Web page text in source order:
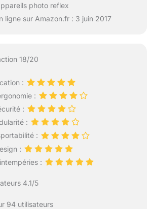
photo reflex
ligne sur Amazon.fr : 3 juin 2017
18/20
:
:
:
:
:
:
:
4.1/5
94 utilisateurs